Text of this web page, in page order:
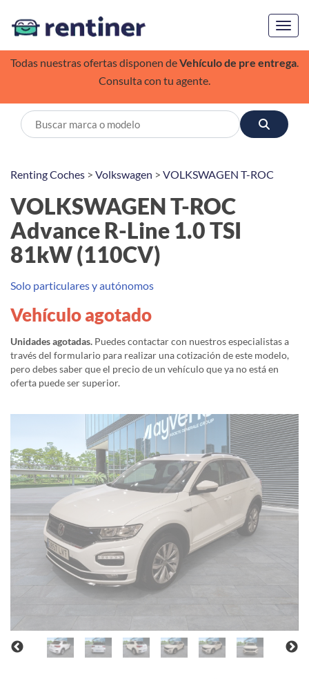
Todas nuestras ofertas disponen deVehículo de pre entrega.
Consulta con tu agente.
Renting Coches > Volkswagen > VOLKSWAGEN T-ROC
VOLKSWAGEN T-ROC
Advance R-Line 1.0 TSI
81kW (110CV)
Solo particulares y autónomos
Vehículo agotado
Unidades agotadas. Puedes contactar con nuestros especialistas a
través del formulario para realizar una cotización de este modelo,
pero debes saber que el precio de un vehículo que ya no está en
oferta puede ser superior.